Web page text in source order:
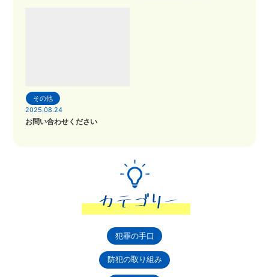
その他
2025.08.24
お問い合わせください
犯罪の手口
防犯の取り組み